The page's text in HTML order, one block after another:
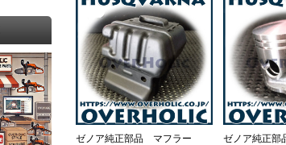
ゼノア純正部品 マフラー
ゼノア純正